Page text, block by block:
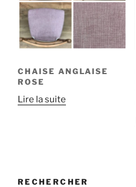
CHAISE ANGLAISE
ROSE
Lire la suite
RECHERCHER